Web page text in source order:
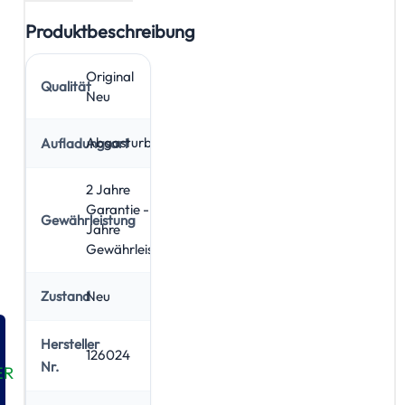
Produktbeschreibung
Qualität
Original
Neu
AufladungsartAbgasturbolader
Gewährleistung
2 Jahre
Garantie - 5
Jahre
Gewährleistung
ZustandNeu
Hersteller
Nr.
126024